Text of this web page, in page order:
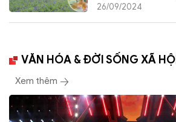
26/09/2024
VĂN HÓA & ĐỜI SỐNG XÃ HỘI
Xem thêm